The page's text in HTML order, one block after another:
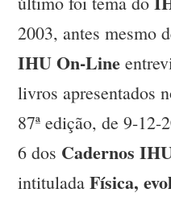
2003, antes mesmo
IHU On-Line
livros apresentados
87ª edição, de 9-
6 dos Cadernos
intituladaFísica,